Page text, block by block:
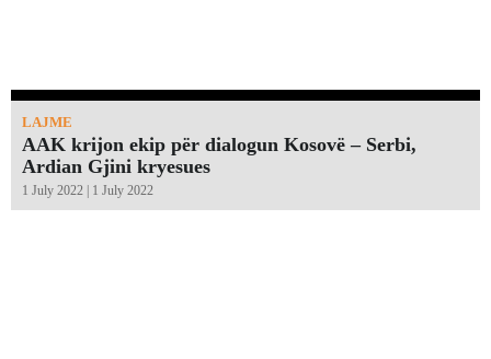
LAJME
AAK krijon ekip për dialogun Kosovë – Serbi,
Ardian Gjini kryesues
1 July 2022 | 1 July 2022